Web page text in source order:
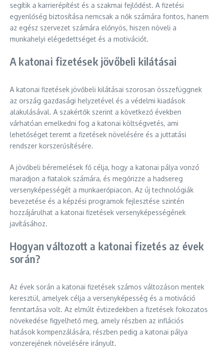
segítik a karrierépítést és a szakmai fejlődést. A fizetési
egyenlőség biztosítása nemcsak a nők számára fontos, hanem
az egész szervezet számára előnyös, hiszen növeli a
munkahelyi elégedettséget és a motivációt.
A katonai fizetések jövőbeli kilátásai
A katonai fizetések jövőbeli kilátásai szorosan összefüggnek
az ország gazdasági helyzetével és a védelmi kiadások
alakulásával. A szakértők szerint a következő években
várhatóan emelkedni fog a katonai költségvetés, ami
lehetőséget teremt a fizetések növelésére és a juttatási
rendszer korszerűsítésére.
A jövőbeli béremelések fő célja, hogy a katonai pálya vonzó
maradjon a fiatalok számára, és megőrizze a hadsereg
versenyképességét a munkaerőpiacon. Az új technológiák
bevezetése és a képzési programok fejlesztése szintén
hozzájárulhat a katonai fizetések versenyképességének
javításához.
Hogyan változott a katonai fizetés az évek
során?
Az évek során a katonai fizetések számos változáson mentek
keresztül, amelyek célja a versenyképesség és a motiváció
fenntartása volt. Az elmúlt évtizedekben a fizetések fokozatos
növekedése figyelhető meg, amely részben az inflációs
hatások kompenzálására, részben pedig a katonai pálya
vonzerejének növelésére irányult.